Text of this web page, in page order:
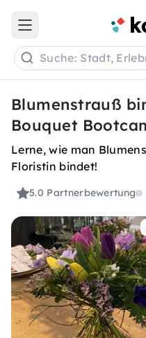
Open main menu
Suche: Stadt,
Blumenstrauß
Bouquet
Lerne, wie man
Floristin bindet!
5.0 Partnerbewertung